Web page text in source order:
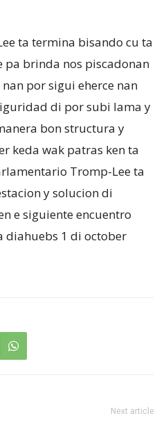
ta termina bisando cu ta
brinda nos piscadonan
por sigui eherce nan
di por subi lama y
bon structura y
keda wak patras ken ta
Tromp-Lee ta
y solucion di
e siguiente encuentro
diahuebs 1 di october
Next article